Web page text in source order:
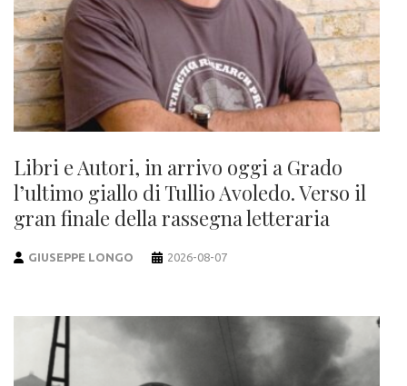
Libri e Autori, in arrivo oggi a Grado
l’ultimo giallo di Tullio Avoledo. Verso il
gran finale della rassegna letteraria
GIUSEPPE LONGO 2026-08-07